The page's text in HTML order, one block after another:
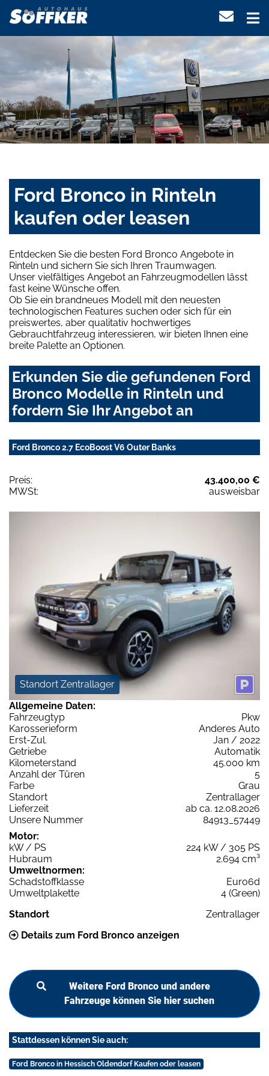
Ford Bronco in Rinteln
kaufen oder leasen
Entdecken Sie die besten Ford Bronco Angebote in
Rinteln und sichern Sie sich Ihren Traumwagen.
Unser vielfältiges Angebot an Fahrzeugmodellen lässt
fast keine Wünsche offen.
Ob Sie ein brandneues Modell mit den neuesten
technologischen Features suchen oder sich für ein
preiswertes, aber qualitativ hochwertiges
Gebrauchtfahrzeug interessieren, wir bieten Ihnen eine
breite Palette an Optionen.
Erkunden Sie die gefundenen Ford
Bronco Modelle in Rinteln und
fordern Sie Ihr Angebot an
Ford Bronco 2.7 EcoBoost V6 Outer Banks
Preis:
43.400,00 €
MWSt:
ausweisbar
Standort Zentrallager
Allgemeine Daten:
Fahrzeugtyp
Pkw
Karosserieform
Anderes Auto
Erst-Zul.
Jan / 2022
Getriebe
Automatik
Kilometerstand
45.000 km
Anzahl der Türen
5
Farbe
Grau
Standort
Zentrallager
Lieferzeit
ab ca. 12.08.2026
Unsere Nummer
84913_57449
Motor:
kW / PS
224 kW / 305 PS
Hubraum
2.694 cm³
Umweltnormen:
Schadstoffklasse
Euro6d
Umweltplakette
4 (Green)
Standort
Zentrallager
Details zum Ford Bronco anzeigen
Weitere Ford Bronco und andere
Fahrzeuge können Sie hier suchen
Stattdessen können Sie auch:
Ford Bronco in Hessisch Oldendorf Kaufen oder leasen